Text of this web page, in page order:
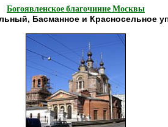
Богоявленское благочиние Москвы
Басманное и Красносельное